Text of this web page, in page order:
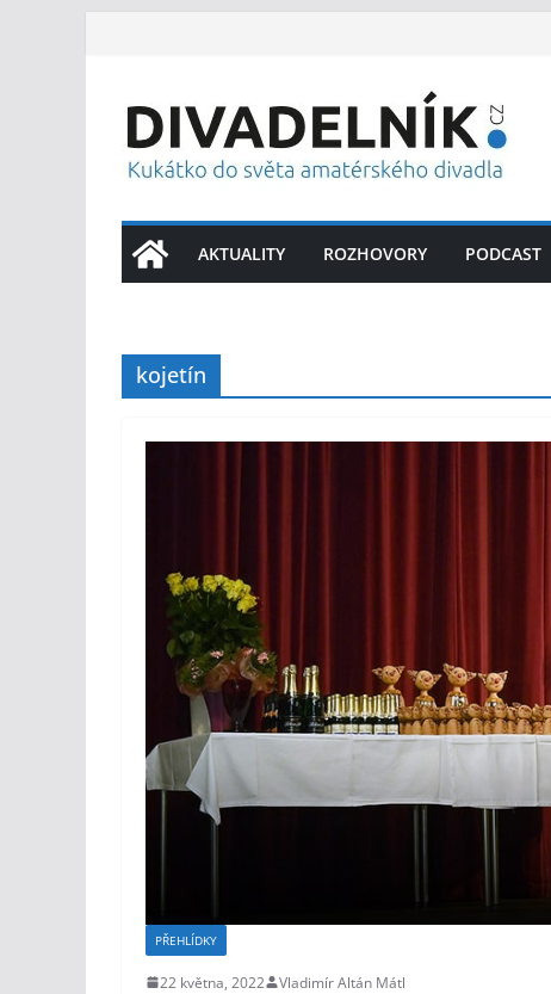
AKTUALITY ROZHOVORY PODCAST
kojetín
PŘEHLÍDKY
22 května, 2022 Vladimír Altán Mátl